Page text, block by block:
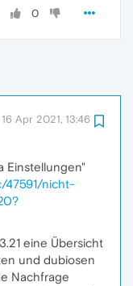
0
16 Apr 2021, 13:46
Einstellungen"
47591/nicht-
eine Übersicht
und dubiosen
Nachfrage